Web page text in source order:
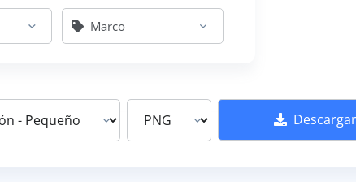
Marco
Descargar